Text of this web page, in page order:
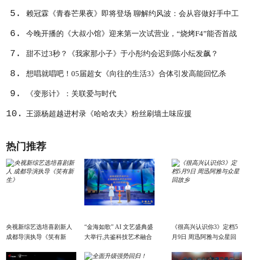
心
5. 赖冠霖《青春芒果夜》即将登场 聊解约风波：会从容做好手中工
作
6. 今晚开播的《大叔小馆》迎来第一次试营业，“烧烤F4”能否首战
告捷？
7. 甜不过3秒？《我家那小子》于小彤约会迟到陈小纭发飙？
8. 想唱就唱吧！05届超女《向往的生活3》合体引发高能回忆杀
9. 《变形计》：关联爱与时代
10. 王源杨超越进村录《哈哈农夫》粉丝刷墙土味应援
热门推荐
央视新综艺选培喜剧新人
成都导演执导《笑有新
“金海如歌” AI 文艺盛典盛
大举行,共鉴科技艺术融合
《很高兴认识你3》定档5
月9日 周迅阿雅与众星回